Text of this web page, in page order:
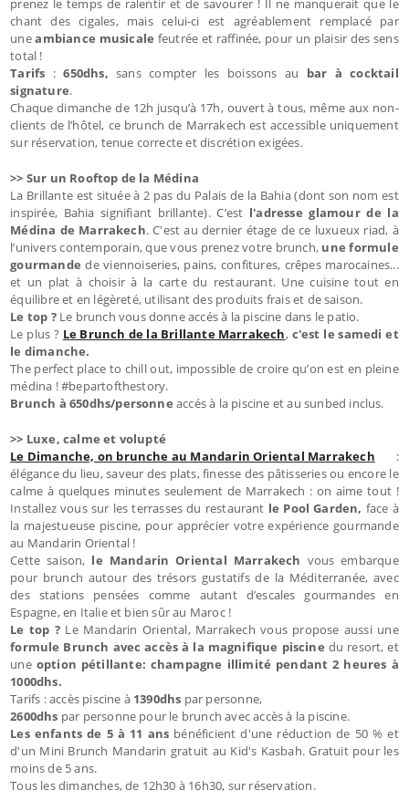
prenez le temps de ralentir et de savourer ! Il ne manquerait que le
chant des cigales, mais celui-ci est agréablement remplacé par
uneambiance musicale feutrée et raffinée, pour un plaisir des sens
total !
Tarifs :650dhs, sans compter les boissons au bar à cocktail
signature.
Chaque dimanche de 12h jusqu’à 17h, ouvert à tous, même aux non-
clients de l’hôtel, ce brunch de Marrakech est accessible uniquement
sur réservation, tenue correcte et discrétion exigées.
>> Sur un Rooftop de la Médina
La Brillante est située à 2 pas du Palais de la Bahia (dont son nom est
inspirée, Bahia signifiant brillante). C’est l'adresse glamour de la
Médina de Marrakech. C'est au dernier étage de ce luxueux riad, à
l’univers contemporain, que vous prenez votre brunch, une formule
gourmande de viennoiseries, pains, confitures, crêpes marocaines...
et un plat à choisir à la carte du restaurant. Une cuisine tout en
équilibre et en légèreté, utilisant des produits frais et de saison.
Le top ? Le brunch vous donne accés à la piscine dans le patio.
Le plus ? Le Brunch de la Brillante Marrakech, c'est le samedi et
le dimanche.
The perfect place to chill out, impossible de croire qu’on est en pleine
médina ! #bepartofthestory.
Brunch à 650dhs/personne accés à la piscine et au sunbed inclus.
>> Luxe, calme et volupté
Le Dimanche, on brunche au Mandarin Oriental Marrakech :
élégance du lieu, saveur des plats, finesse des pâtisseries ou encore le
calme à quelques minutes seulement de Marrakech : on aime tout !
Installez vous sur les terrasses du restaurant le Pool Garden, face à
la majestueuse piscine, pour apprécier votre expérience gourmande
au Mandarin Oriental !
Cette saison, le Mandarin Oriental Marrakech vous embarque
pour brunch autour des trésors gustatifs de la Méditerranée, avec
des stations pensées comme autant d’escales gourmandes en
Espagne, en Italie et bien sûr au Maroc !
Le top ? Le Mandarin Oriental, Marrakech vous propose aussi une
formule Brunch avec accès à la magnifique piscine du resort, et
uneoption pétillante: champagne illimité pendant 2 heures à
1000dhs.
Tarifs : accès piscine à 1390dhs par personne,
2600dhs par personne pour le brunch avec accès à la piscine.
Les enfants de 5 à 11 ans bénéficient d'une réduction de 50 % et
d'un Mini Brunch Mandarin gratuit au Kid's Kasbah. Gratuit pour les
moins de 5 ans.
Tous les dimanches, de 12h30 à 16h30, sur réservation.